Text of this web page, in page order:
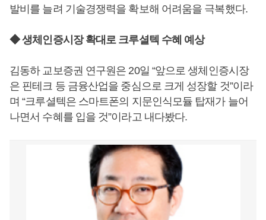
발비를 늘려 기술경쟁력을 확보해 어려움을 극복했다.
◆ 생체인증시장 확대로 크루셜텍 수혜 예상
김동하 교보증권 연구원은 20일 “앞으로 생체인증시장
은 핀테크 등 금융산업을 중심으로 크게 성장할 것”이라
며 “크루셜텍은 스마트폰의 지문인식모듈 탑재가 늘어
나면서 수혜를 입을 것”이라고 내다봤다.